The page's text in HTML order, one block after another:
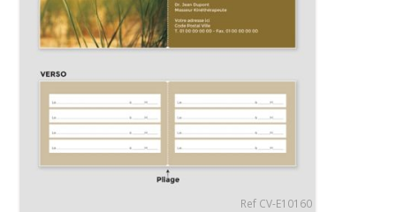
Ref CV-E10160